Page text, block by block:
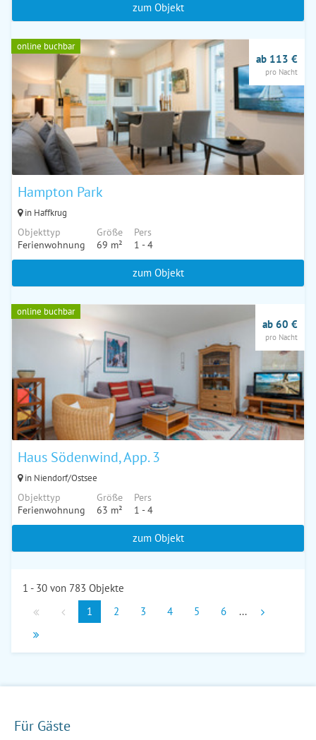
zum Objekt
online buchbar
Hampton Park
in Haffkrug
Objekttyp
Ferienwohnung
Größe
69 m²
Pers
1 - 4
ab 113 €
pro Nacht
zum Objekt
online buchbar
Haus Södenwind, App. 3
in Niendorf/Ostsee
Objekttyp
Ferienwohnung
Größe
63 m²
Pers
1 - 4
ab 60 €
pro Nacht
zum Objekt
1 - 30 von 783 Objekte
1
2 3 4 5 6 ...
Für Gäste